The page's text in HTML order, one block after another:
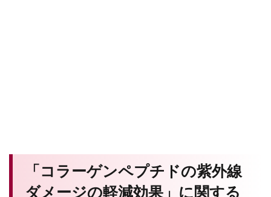
「コラーゲンペプチドの紫外線
ダメージの軽減効果」に関する